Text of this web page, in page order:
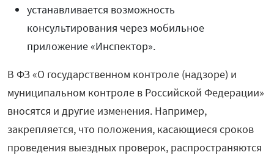
устанавливается возможность
консультирования через мобильное
приложение «Инспектор».
В ФЗ «О государственном контроле (надзоре) и
муниципальном контроле в Российской Федерации»
вносятся и другие изменения. Например,
закрепляется, что положения, касающиеся сроков
проведения выездных проверок, распространяются